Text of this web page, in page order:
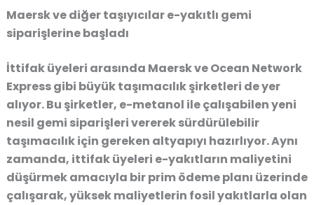
Maersk ve diğer taşıyıcılar e-yakıtlı gemi
siparişlerine başladı
İttifak üyeleri arasında Maersk ve Ocean Network
Express gibi büyük taşımacılık şirketleri de yer
alıyor. Bu şirketler, e-metanol ile çalışabilen yeni
nesil gemi siparişleri vererek sürdürülebilir
taşımacılık için gereken altyapıyı hazırlıyor. Aynı
zamanda, ittifak üyeleri e-yakıtların maliyetini
düşürmek amacıyla bir prim ödeme planı üzerinde
çalışarak, yüksek maliyetlerin fosil yakıtlarla olan